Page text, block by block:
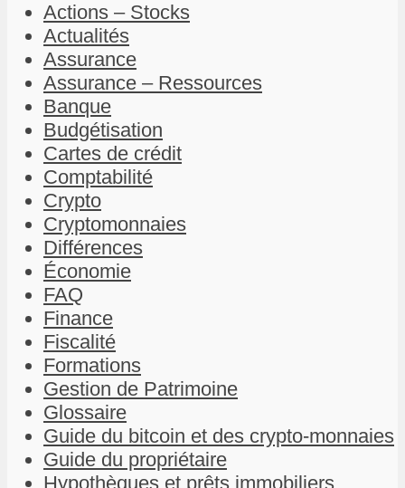
Actions – Stocks
Actualités
Assurance
Assurance – Ressources
Banque
Budgétisation
Cartes de crédit
Comptabilité
Crypto
Cryptomonnaies
Différences
Économie
FAQ
Finance
Fiscalité
Formations
Gestion de Patrimoine
Glossaire
Guide du bitcoin et des crypto-monnaies
Guide du propriétaire
Hypothèques et prêts immobiliers